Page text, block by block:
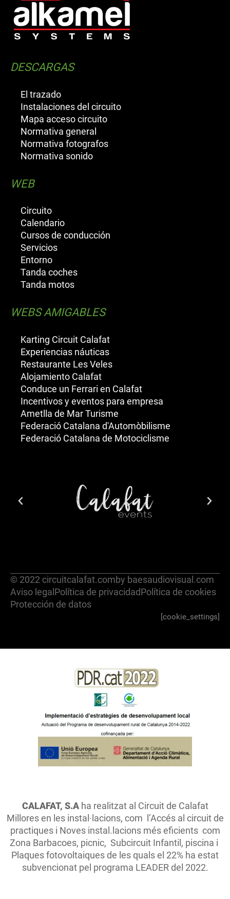
DESCARGAS
El trazado
Instalaciones del circuito
Mapa acceso circuito
Normativa general
Normativa fotografos
Normativa sonido
WEB
Circuito
Calendario
Cursos de conducción
Servicios
Entorno
Tanda coches
Tanda motos
WEBS AMIGABLES
Karting Circuit Calafat
Experiencias náuticas
Restaurante Les Veles
Alojamiento Calafat
Conduce un Ferrari en Calafat
Incentivos y eventos para empresa
Ametlla de Mar Turisme
Federació Catalana d'Automòbilisme
Federació Catalana de Motociclisme
© 2022 circuitcalafat.comby baesaudiovisual.com
Aviso legalPolítica de privacidadPolítica de cookies
Protección de datos
[cookie_settings]
CALAFAT, S.Aha realitzat al Circuit de Calafat
Millores en les instal·lacions, com l’Accés al circuit de
practiques i Noves instal.lacions més eficients com
Zona Barbacoes, picnic, Subcircuit Infantil, piscina i
Plaques fotovoltaiques de les quals el 22% ha estat
subvencionat pel programa LEADER del 2022.